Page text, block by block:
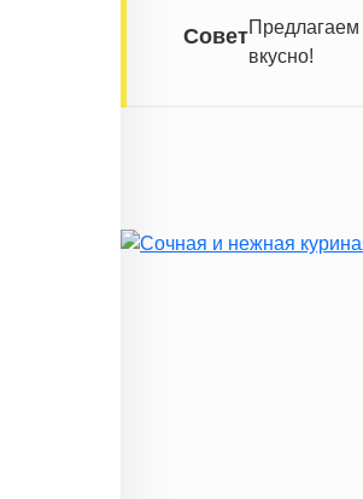
СоветПредлагаем
вкусно!